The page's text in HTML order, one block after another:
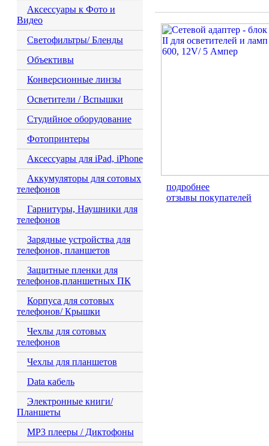
Аксессуары к Фото и
Видео
Светофильтры/ Бленды
Объективы
Конверсионные линзы
Осветители / Вспышки
Студийное оборудование
Фотопринтеры
Аксессуары для iPad, iPhone
Аккумуляторы для сотовых
телефонов
Гарнитуры, Наушники для
телефонов
Зарядные устройства для
телефонов, планшетов
Защитные пленки для
телефонов,планшетных ПК
Корпуса для сотовых
телефонов/ Крышки
Чехлы для сотовых
телефонов
Чехлы для планшетов
Data кабель
Электронные книги/
Планшеты
MP3 плееры / Диктофоны
подробнее
отзывы покупателей